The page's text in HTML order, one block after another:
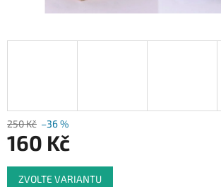
250 Kč –36 %
160 Kč
Měrná
cena:
ZVOLTE VARIANTU